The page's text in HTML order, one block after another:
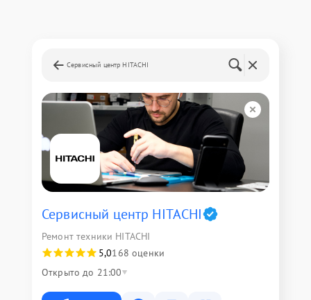
Сервисный центр HITACHI
Сервисный центр HITACHI
Ремонт техники HITACHI
5,0168 оценки
Открыто до 21:00